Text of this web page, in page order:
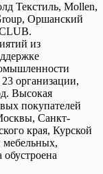
Текстиль, Mollen,
Оршанский
из
организации,
Высокая
покупателей
Санкт-
края, Курской
мебельных,